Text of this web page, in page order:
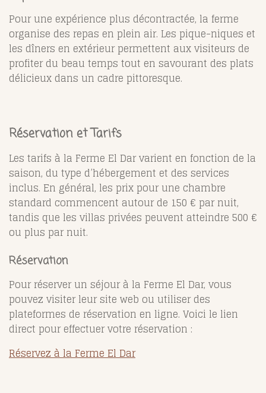
Pour une expérience plus décontractée, la ferme
organise des repas en plein air. Les pique-niques et
les dîners en extérieur permettent aux visiteurs de
profiter du beau temps tout en savourant des plats
délicieux dans un cadre pittoresque.
Réservation et Tarifs
Les tarifs à la Ferme El Dar varient en fonction de la
saison, du type d’hébergement et des services
inclus. En général, les prix pour une chambre
standard commencent autour de 150 € par nuit,
tandis que les villas privées peuvent atteindre 500 €
ou plus par nuit.
Réservation
Pour réserver un séjour à la Ferme El Dar, vous
pouvez visiter leur site web ou utiliser des
plateformes de réservation en ligne. Voici le lien
direct pour effectuer votre réservation :
Réservez à la Ferme El Dar